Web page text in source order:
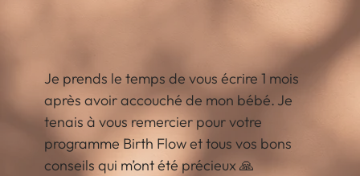
Je prends le temps de vous écrire 1 mois
après avoir accouché de mon bébé. Je
tenais à vous remercier pour votre
programme Birth Flow et tous vos bons
conseils qui m’ont été précieux 🙏